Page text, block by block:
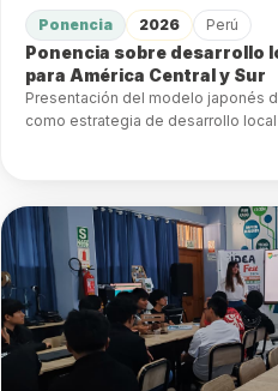
Ponencia 2026 Perú
Ponencia sobre desarrollo
para América Central y Sur
Presentación del modelo japonés
como estrategia de desarrollo